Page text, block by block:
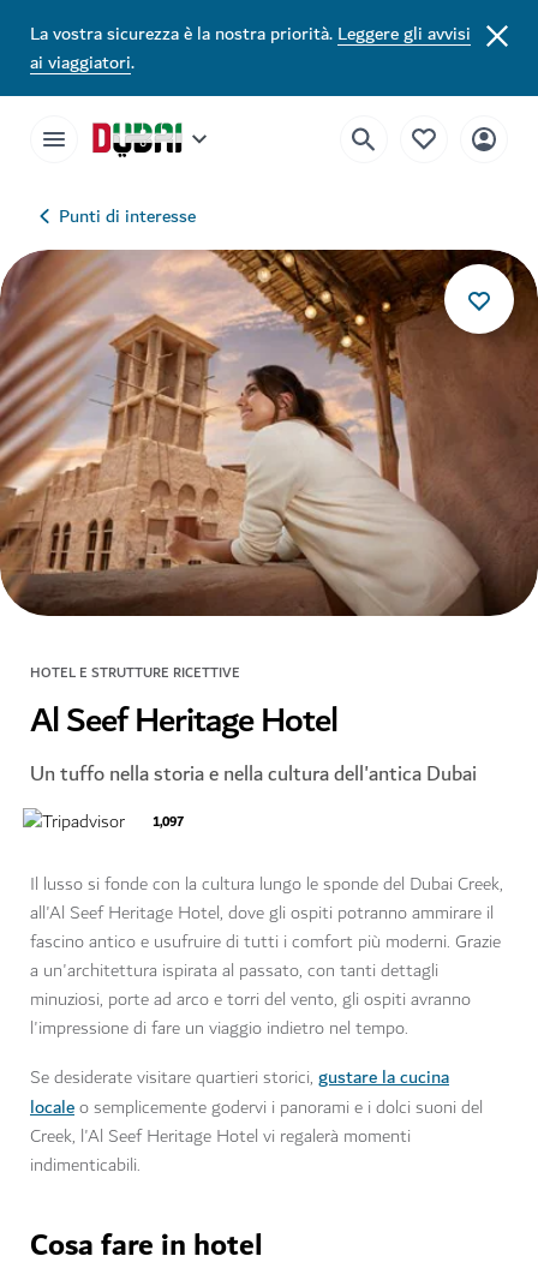
La vostra sicurezza è la nostra priorità.Leggere gli avvisi
ai viaggiatori.
Punti di interesse
HOTEL E STRUTTURE RICETTIVE
Al Seef Heritage Hotel
Un tuffo nella storia e nella cultura dell'antica Dubai
1,097
Il lusso si fonde con la cultura lungo le sponde del Dubai Creek,
all'Al Seef Heritage Hotel, dove gli ospiti potranno ammirare il
fascino antico e usufruire di tutti i comfort più moderni. Grazie
a un'architettura ispirata al passato, con tanti dettagli
minuziosi, porte ad arco e torri del vento, gli ospiti avranno
l'impressione di fare un viaggio indietro nel tempo.
Se desiderate visitare quartieri storici, gustare la cucina
localeo semplicemente godervi i panorami e i dolci suoni del
Creek, l'Al Seef Heritage Hotel vi regalerà momenti
indimenticabili.
Cosa fare in hotel